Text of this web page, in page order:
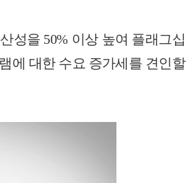
성을 50% 이상 높여 플래그십
에 대한 수요 증가세를 견인할